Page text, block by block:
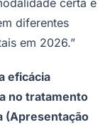
diferentes
em 2026.”
eficácia
no tratamento
(Apresentação